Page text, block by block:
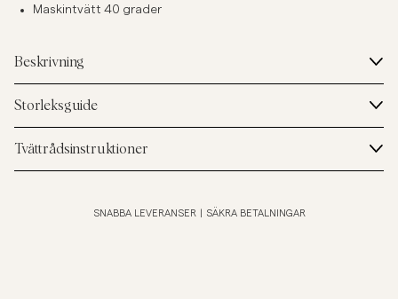
Maskintvätt 40 grader
Beskrivning
Storleksguide
Tvättrådsinstruktioner
SNABBA LEVERANSER SÄKRA BETALNINGAR